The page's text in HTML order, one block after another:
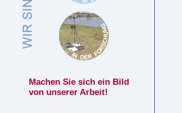
Machen Sie sich ein Bild
von unserer Arbeit!